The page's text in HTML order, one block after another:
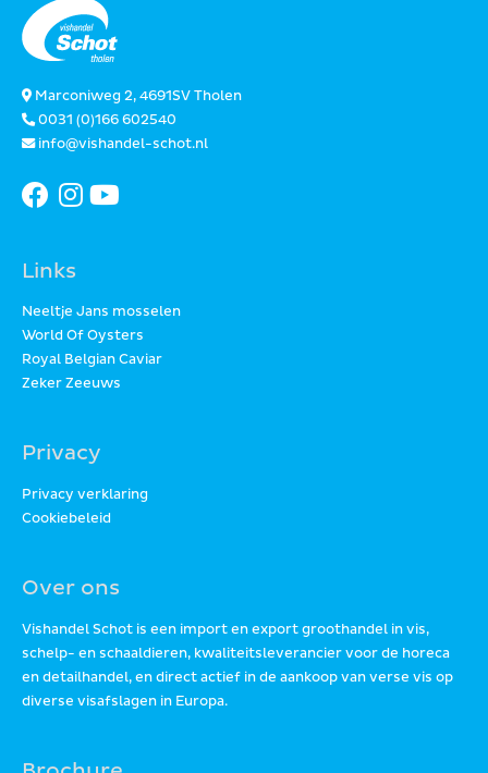
Marconiweg 2, 4691SV Tholen
0031 (0)166 602540
info@vishandel-schot.nl
Links
Neeltje Jans mosselen
World Of Oysters
Royal Belgian Caviar
Zeker Zeeuws
Privacy
Privacy verklaring
Cookiebeleid
Over ons
Vishandel Schot is een import en export groothandel in vis,
schelp- en schaaldieren, kwaliteitsleverancier voor de horeca
en detailhandel, en direct actief in de aankoop van verse vis op
diverse visafslagen in Europa.